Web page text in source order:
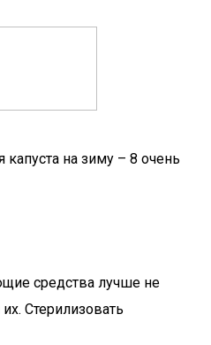
на зиму – 8 очень
средства лучше не
Стерилизовать